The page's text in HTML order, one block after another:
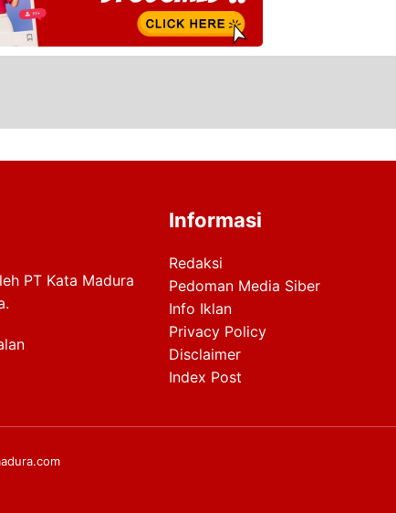
PT Kata Madura
Informasi
Redaksi
Pedoman Media Siber
Info Iklan
Privacy Policy
Disclaimer
Index Post